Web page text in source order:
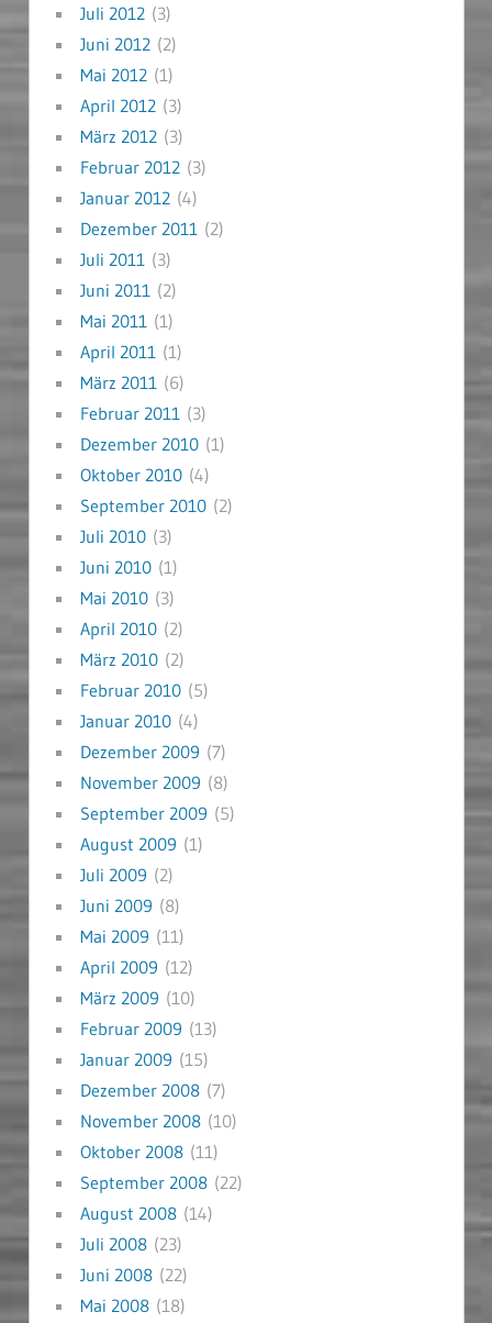
Juli 2012(3)
Juni 2012(2)
Mai 2012(1)
April 2012(3)
März 2012(3)
Februar 2012(3)
Januar 2012(4)
Dezember 2011(2)
Juli 2011(3)
Juni 2011(2)
Mai 2011(1)
April 2011(1)
März 2011(6)
Februar 2011(3)
Dezember 2010(1)
Oktober 2010(4)
September 2010(2)
Juli 2010(3)
Juni 2010(1)
Mai 2010(3)
April 2010(2)
März 2010(2)
Februar 2010(5)
Januar 2010(4)
Dezember 2009 (7)
November 2009 (8)
September 2009 (5)
August 2009 (1)
Juli 2009 (2)
Juni 2009 (8)
Mai 2009 (11)
April 2009 (12)
März 2009 (10)
Februar 2009 (13)
Januar 2009 (15)
Dezember 2008(7)
November 2008(10)
Oktober 2008(11)
September 2008(22)
August 2008(14)
Juli 2008(23)
Juni 2008(22)
Mai 2008(18)